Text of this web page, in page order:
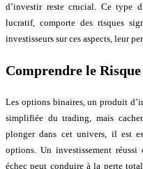
d’investir reste crucial. Ce type
lucratif, comporte des risques
investisseurs sur ces aspects, leur
Comprendre le
Les options binaires, un produit
simplifiée du trading, mais
plonger dans cet univers, il est
options. Un investissement
échec peut conduire à la perte